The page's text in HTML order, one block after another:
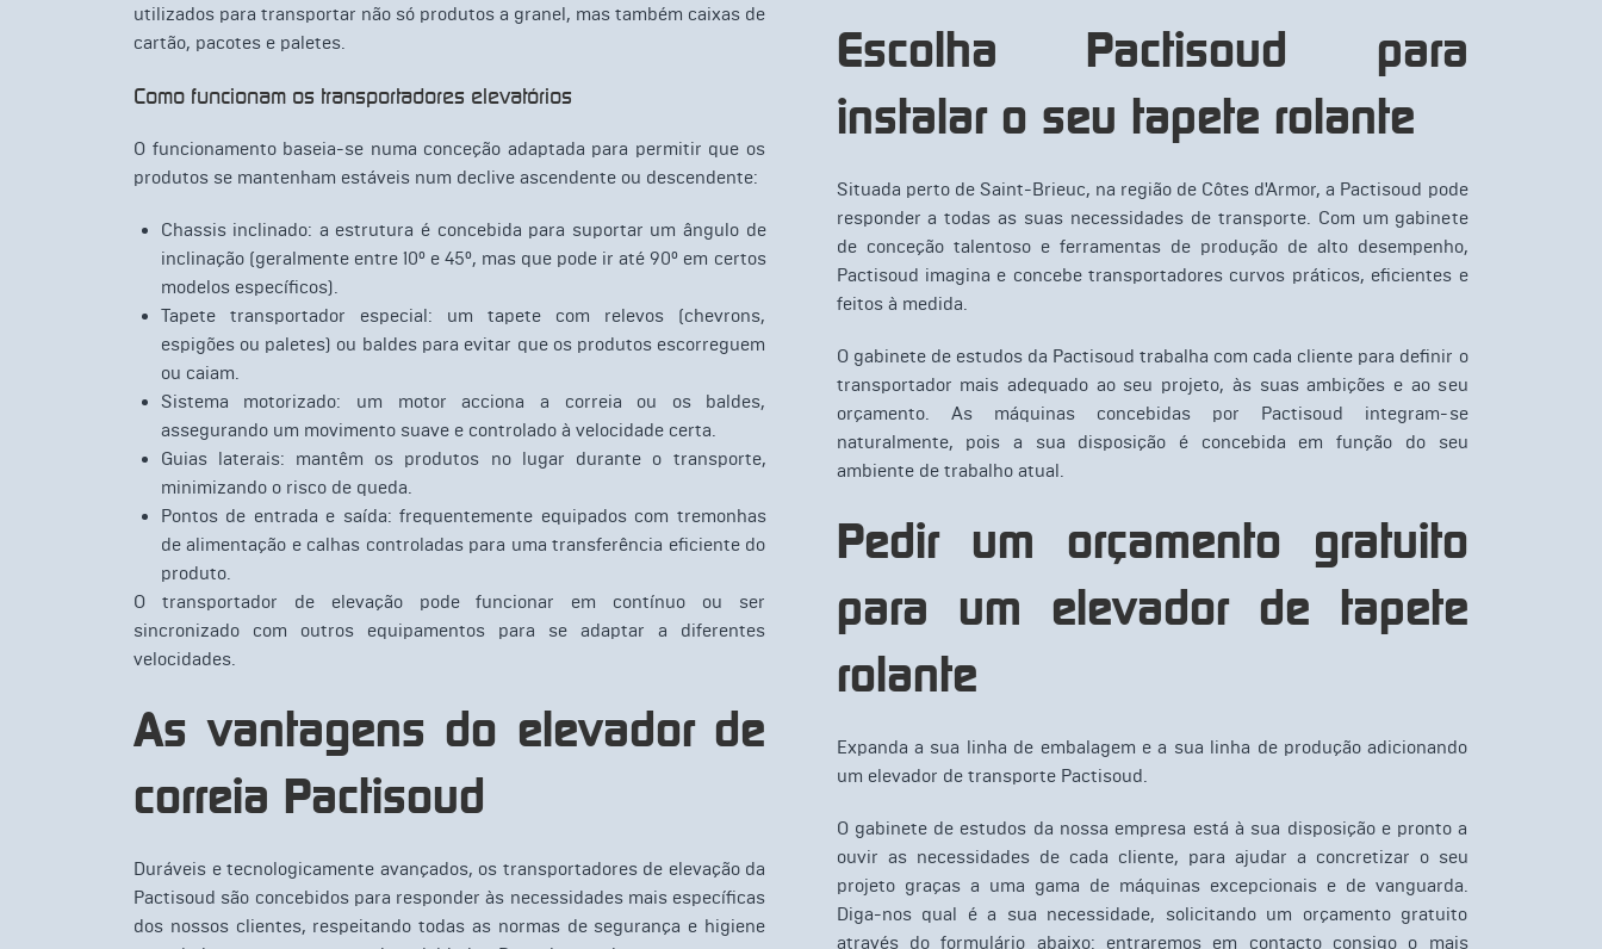
utilizados para transportar não só produtos a granel, mas também caixas de
cartão, pacotes e paletes.
Como funcionam os transportadores elevatórios
O funcionamento baseia-se numa conceção adaptada para permitir que os
produtos se mantenham estáveis num declive ascendente ou descendente:
Chassis inclinado: a estrutura é concebida para suportar um ângulo de
inclinação (geralmente entre 10° e 45°, mas que pode ir até 90° em certos
modelos específicos).
Tapete transportador especial: um tapete com relevos (chevrons,
espigões ou paletes) ou baldes para evitar que os produtos escorreguem
ou caiam.
Sistema motorizado: um motor acciona a correia ou os baldes,
assegurando um movimento suave e controlado à velocidade certa.
Guias laterais: mantêm os produtos no lugar durante o transporte,
minimizando o risco de queda.
Pontos de entrada e saída: frequentemente equipados com tremonhas
de alimentação e calhas controladas para uma transferência eficiente do
produto.
O transportador de elevação pode funcionar em contínuo ou ser
sincronizado com outros equipamentos para se adaptar a diferentes
velocidades.
As vantagens do elevador de
correia Pactisoud
Duráveis e tecnologicamente avançados, os transportadores de elevação da
Pactisoud são concebidos para responder às necessidades mais específicas
dos nossos clientes, respeitando todas as normas de segurança e higiene
Escolha Pactisoud para
instalar o seu tapete rolante
Situada perto de Saint-Brieuc, na região de Côtes d'Armor, a Pactisoud pode
responder a todas as suas necessidades de transporte. Com um gabinete
de conceção talentoso e ferramentas de produção de alto desempenho,
Pactisoud imagina e concebe transportadores curvos práticos, eficientes e
feitos à medida.
O gabinete de estudos da Pactisoud trabalha com cada cliente para definir o
transportador mais adequado ao seu projeto, às suas ambições e ao seu
orçamento. As máquinas concebidas por Pactisoud integram-se
naturalmente, pois a sua disposição é concebida em função do seu
ambiente de trabalho atual.
Pedir um orçamento gratuito
para um elevador de tapete
rolante
Expanda a sua linha de embalagem e a sua linha de produção adicionando
um elevador de transporte Pactisoud.
O gabinete de estudos da nossa empresa está à sua disposição e pronto a
ouvir as necessidades de cada cliente, para ajudar a concretizar o seu
projeto graças a uma gama de máquinas excepcionais e de vanguarda.
Diga-nos qual é a sua necessidade, solicitando um orçamento gratuito
através do formulário abaixo: entraremos em contacto consigo o mais